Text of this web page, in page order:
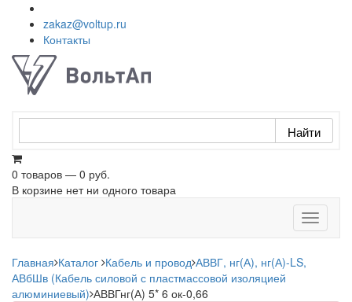
zakaz@voltup.ru
Контакты
0 товаров — 0 руб.
В корзине нет ни одного товара
Toggle
Главная Каталог Кабель и провод АВВГ, нг(А), нг(А)-LS,
АВбШв (Кабель силовой с пластмассовой изоляцией
алюминиевый) АВВГнг(А) 5* 6 ок-0,66